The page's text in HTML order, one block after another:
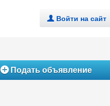
. Войти на сайт
ÁПодать объявление